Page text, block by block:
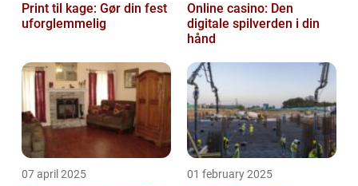
Print til kage: Gør din fest
uforglemmelig
Online casino: Den
digitale spilverden i din
hånd
07 april 2025 01 february 2025